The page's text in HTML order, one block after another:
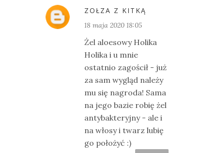
ZOŁZA Z KITKĄ
18 maja 2020 18:05
Żel aloesowy Holika
Holika i u mnie
ostatnio zagościł - już
za sam wygląd należy
mu się nagroda! Sama
na jego bazie robię żel
antybakteryjny - ale i
na włosy i twarz lubię
go położyć :)